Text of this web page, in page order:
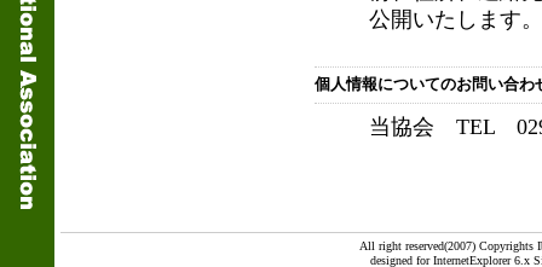
公開いたします。
個人情報についてのお問い合わ
当協会 TEL
All right reserved(2007) Copyrights
designed for InternetExplorer 6.x